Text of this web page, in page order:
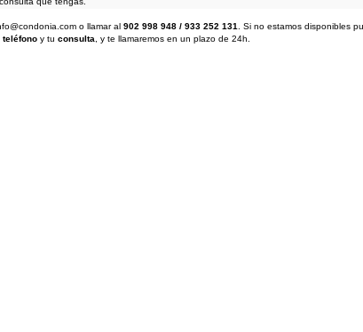
o llamar al 902 998 948 / 933 252 131
. Si no estamos disponibles
teléfono y tu consulta , y te llamaremos en un plazo de 24h.